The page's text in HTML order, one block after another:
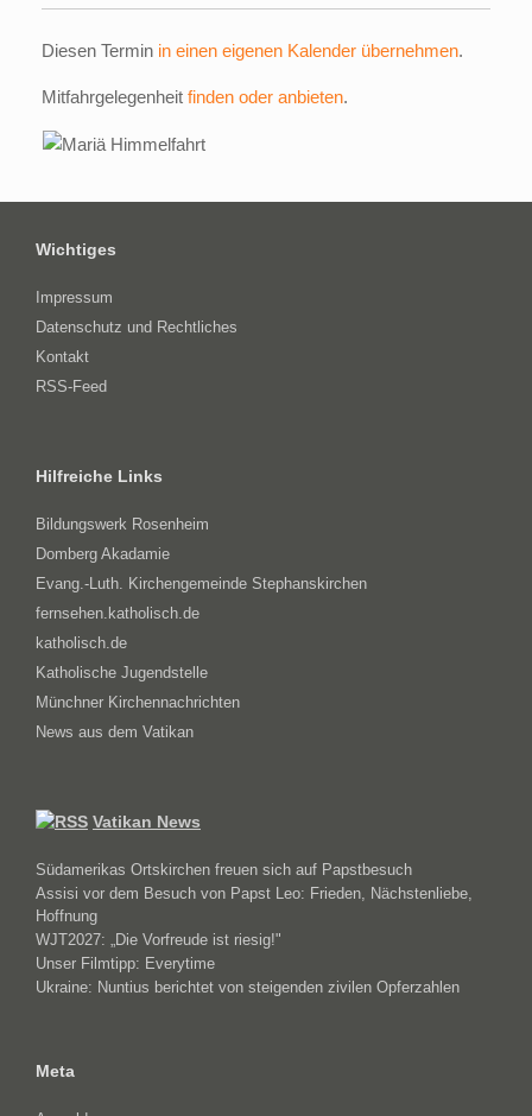
Diesen Termin in einen eigenen Kalender übernehmen.
Mitfahrgelegenheit finden oder anbieten.
Wichtiges
Impressum
Datenschutz und Rechtliches
Kontakt
RSS-Feed
Hilfreiche Links
Bildungswerk Rosenheim
Domberg Akadamie
Evang.-Luth. Kirchengemeinde Stephanskirchen
fernsehen.katholisch.de
katholisch.de
Katholische Jugendstelle
Münchner Kirchennachrichten
News aus dem Vatikan
Vatikan News
Südamerikas Ortskirchen freuen sich auf Papstbesuch
Assisi vor dem Besuch von Papst Leo: Frieden, Nächstenliebe,
Hoffnung
WJT2027: „Die Vorfreude ist riesig!"
Unser Filmtipp: Everytime
Ukraine: Nuntius berichtet von steigenden zivilen Opferzahlen
Meta